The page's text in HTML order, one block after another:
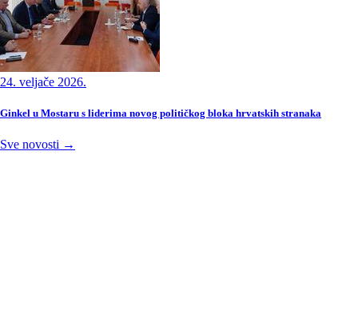
24. veljače 2026.
Ginkel u Mostaru s liderima novog političkog bloka hrvatskih stranaka
Sve novosti →